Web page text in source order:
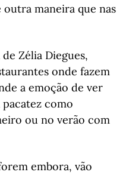
maneira que nas
Zélia Diegues,
onde fazem
a emoção de ver
como
ou no verão com
embora, vão